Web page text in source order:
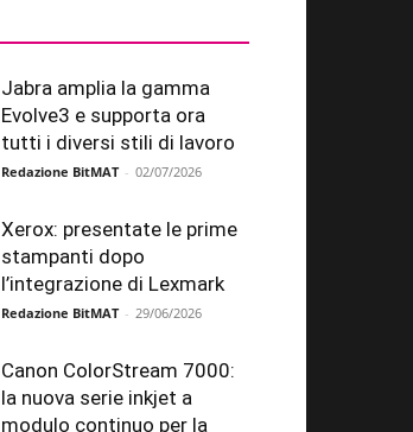
Jabra amplia la gamma
Evolve3 e supporta ora
tutti i diversi stili di lavoro
Redazione BitMAT - 02/07/2026
Xerox: presentate le prime
stampanti dopo
l’integrazione di Lexmark
Redazione BitMAT - 29/06/2026
Canon ColorStream 7000:
la nuova serie inkjet a
modulo continuo per la